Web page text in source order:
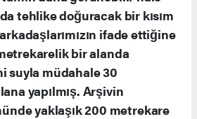
tehlike doğuracak bir kısım
ifade ettiğine
bir alanda
suyla müdahale 30
yapılmış. Arşivin
yaklaşık 200 metrekare